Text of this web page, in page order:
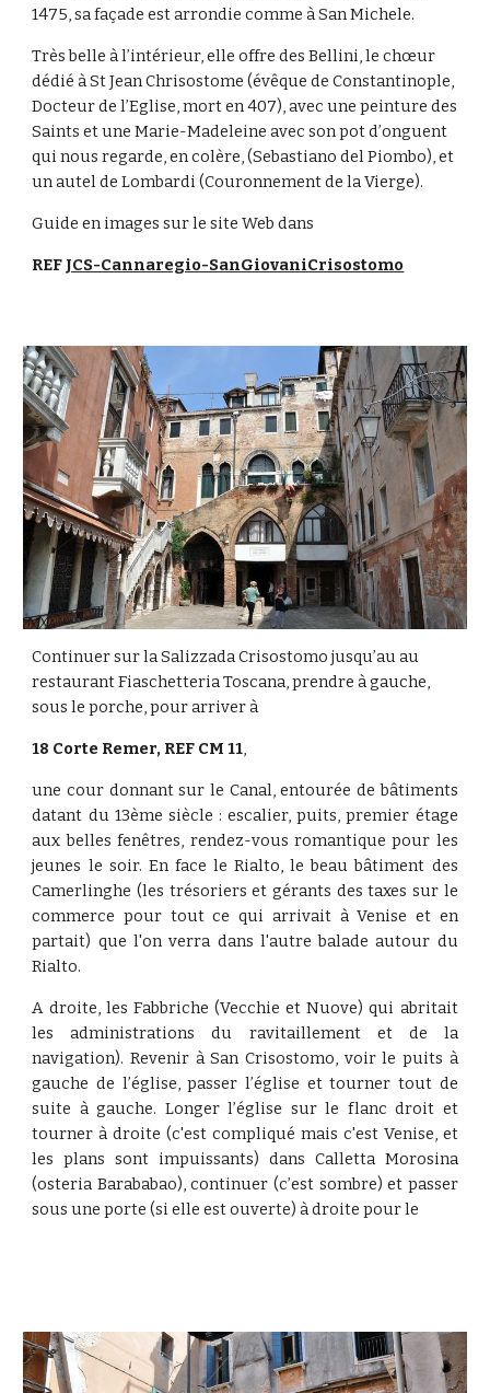
1475, sa façade est arrondie comme à San Michele.
Très belle à l’intérieur, elle offre des Bellini, le chœur
dédié à St Jean Chrisostome (évêque de Constantinople,
Docteur de l’Eglise, mort en 407), avec une peinture des
Saints et une Marie-Madeleine avec son pot d’onguent
qui nous regarde, en colère, (Sebastiano del Piombo), et
un autel de Lombardi (Couronnement de la Vierge).
Guide en images sur le site Web dans
REF JCS-Cannaregio-SanGiovaniCrisostomo
Continuer sur la Salizzada Crisostomo jusqu’au au
restaurant Fiaschetteria Toscana, prendre à gauche,
sous le porche, pour arriver à
18 Corte Remer, REF CM 11,
une cour donnant sur le Canal, entourée de bâtiments
datant du 13ème siècle : escalier, puits, premier étage
aux belles fenêtres, rendez-vous romantique pour les
jeunes le soir. En face le Rialto, le beau bâtiment des
Camerlinghe (les trésoriers et gérants des taxes sur le
commerce pour tout ce qui arrivait à Venise et en
partait) que l'on verra dans l'autre balade autour du
Rialto.
A droite, les Fabbriche (Vecchie et Nuove) qui abritait
les administrations du ravitaillement et de la
navigation). Revenir à San Crisostomo, voir le puits à
gauche de l’église, passer l’église et tourner tout de
suite à gauche. Longer l’église sur le flanc droit et
tourner à droite (c'est compliqué mais c'est Venise, et
les plans sont impuissants) dans Calletta Morosina
(osteria Barababao), continuer (c’est sombre) et passer
sous une porte (si elle est ouverte) à droite pour le